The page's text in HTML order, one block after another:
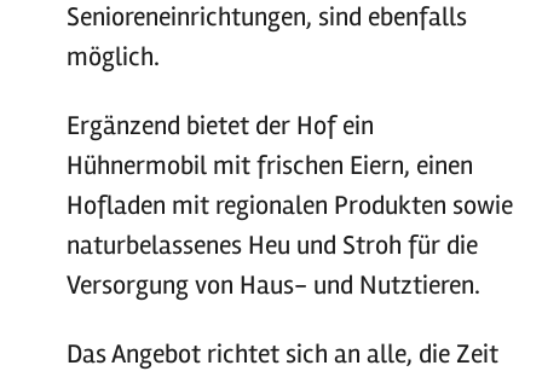
Senioreneinrichtungen, sind ebenfalls
möglich.
Ergänzend bietet der Hof ein
Hühnermobil mit frischen Eiern, einen
Hofladen mit regionalen Produkten sowie
naturbelassenes Heu und Stroh für die
Versorgung von Haus- und Nutztieren.
Das Angebot richtet sich an alle, die Zeit